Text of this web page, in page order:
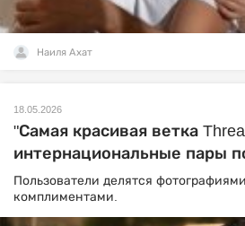
Наиля Ахат
18.05.2026
"Самая красивая ветка
интернациональные пары
Пользователи делятся
комплиментами.